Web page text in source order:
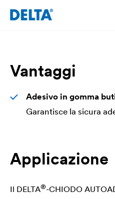
Vantaggi
Adesivo in gomma
Garantisce la sicura
Applicazione
Il DELTA®-CHIODO